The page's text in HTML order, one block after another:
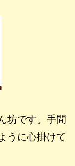
坊です。手間
うに心掛けて